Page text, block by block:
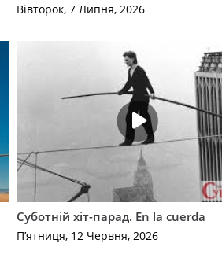
Вівторок, 7 Липня, 2026
Суботній хіт-парад. En la cuerda
П’ятниця, 12 Червня, 2026